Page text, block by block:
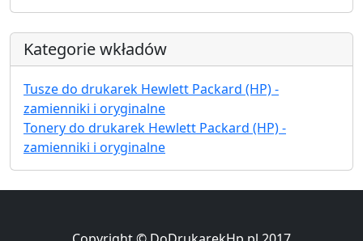
Kategorie wkładów
Tusze do drukarek Hewlett Packard (HP) -
zamienniki i oryginalne
Tonery do drukarek Hewlett Packard (HP) -
zamienniki i oryginalne